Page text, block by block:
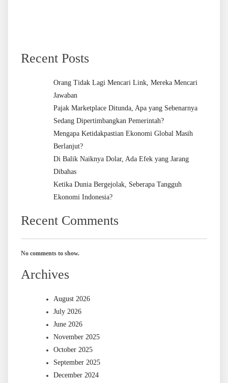
Recent Posts
Orang Tidak Lagi Mencari Link, Mereka Mencari
Jawaban
Pajak Marketplace Ditunda, Apa yang Sebenarnya
Sedang Dipertimbangkan Pemerintah?
Mengapa Ketidakpastian Ekonomi Global Masih
Berlanjut?
Di Balik Naiknya Dolar, Ada Efek yang Jarang
Dibahas
Ketika Dunia Bergejolak, Seberapa Tangguh
Ekonomi Indonesia?
Recent Comments
No comments to show.
Archives
August 2026
July 2026
June 2026
November 2025
October 2025
September 2025
December 2024